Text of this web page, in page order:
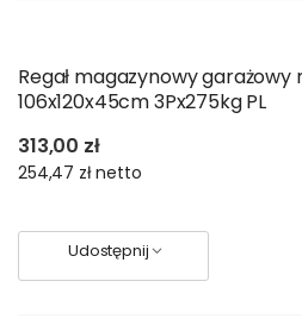
Regał magazynowy garażowy
106x120x45cm 3Px275kg PL
313,00 zł
254,47 złnetto
Udostępnij